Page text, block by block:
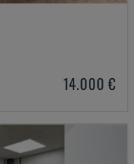
14.000 €